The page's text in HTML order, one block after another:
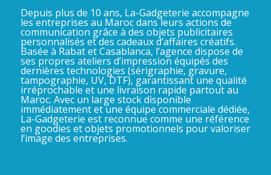
Depuis plus de 10 ans, La-Gadgeterie accompagne
les entreprises au Maroc dans leurs actions de
communication grâce à des objets publicitaires
personnalisés et des cadeaux d’affaires créatifs.
Basée à Rabat et Casablanca, l’agence dispose de
ses propres ateliers d’impression équipés des
dernières technologies (sérigraphie, gravure,
tampographie, UV, DTF), garantissant une qualité
irréprochable et une livraison rapide partout au
Maroc. Avec un large stock disponible
immédiatement et une équipe commerciale dédiée,
La-Gadgeterie est reconnue comme une référence
en goodies et objets promotionnels pour valoriser
l’image des entreprises.